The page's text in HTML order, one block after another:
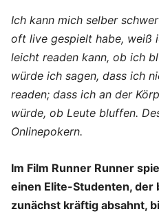
Ich kann mich selber
oft live gespielt habe, weiß
leicht readen kann, ob ich
würde ich sagen, dass ich
readen; dass ich an der
würde, ob Leute bluffen.
Onlinepokern.
Im Film Runner Runner
einen Elite-Studenten, der
zunächst kräftig absahnt,